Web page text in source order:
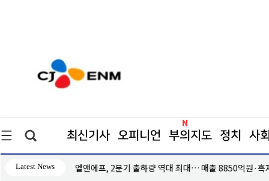
최신기사 오피니언 부의지도 정치 사
Latest News 엘앤에프, 2분기 출하량 역대 최대… 매출 8850억원·흑